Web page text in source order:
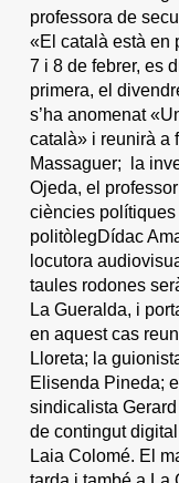
professora de
«El català està en
7 i 8 de febrer, es
primera, el
s’ha anomenat
català» i reunirà a
Massaguer; la
Ojeda, el
ciències polítiques
politòlegDídac
locutora
taules rodones
La Gueralda, i
en aquest cas
Lloreta; la
Elisenda Pineda;
sindicalista
de contingut
Laia Colomé. El